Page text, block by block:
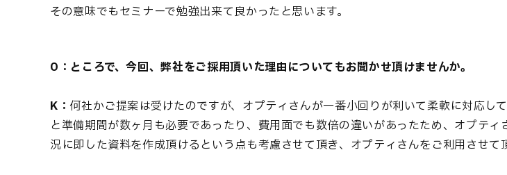
その意味でもセミナーで勉強出来て良かったと思います。
O：ところで、今回、弊社をご採用頂いた理由についてもお聞かせ頂けませんか。
K： 何社かご提案は受けたのですが、オプティさんが一番小回りが利いて柔軟に対応
と準備期間が数ヶ月も必要であったり、費用面でも数倍の違いがあったため、オプテ
況に即した資料を作成頂けるという点も考慮させて頂き、オプティさんをご利用させて